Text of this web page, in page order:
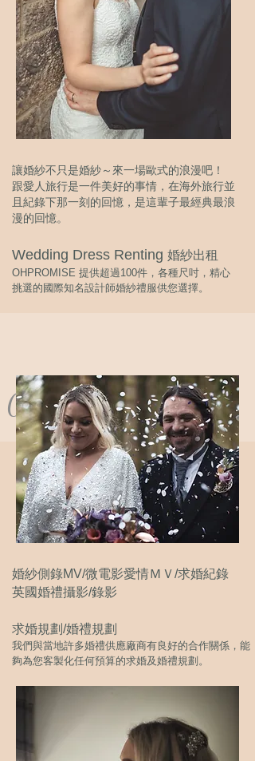
讓婚紗不只是婚紗～來一場歐式的浪漫吧！
跟愛人旅行是一件美好的事情，在海外旅行並
且紀錄下那一刻的回憶，是這輩子最經典最浪
漫的回憶。
Wedding Dress Renting 婚紗出租
OHPROMISE 提供超過100件，各種尺吋，精心
挑選的國際知名設計師婚紗禮服供您選擇。
03
婚紗側錄MV/微電影愛情ＭＶ/求婚紀錄
英國婚禮攝影/錄影
求婚規劃/婚禮規劃
我們與當地許多婚禮供應廠商有良好的合作關係，能
夠為您客製化任何預算的求婚及婚禮規劃。